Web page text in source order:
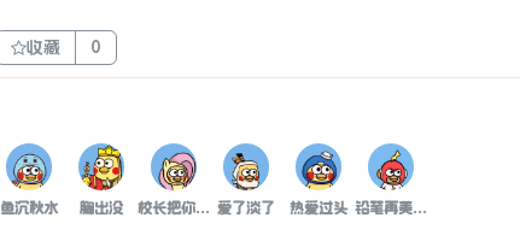
收藏 0
鱼沉秋水 胸出没 校长把你位置让给我吧 爱了淡了 热爱过头 铅笔再美终究是灰色oc